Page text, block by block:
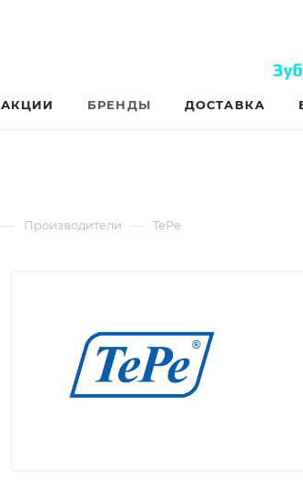
АКЦИИ БРЕНДЫ ДОСТАВКА
— Производители — TePe